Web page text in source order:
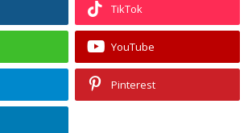
TikTok
YouTube
Pinterest